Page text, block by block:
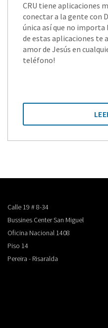
CRU tiene aplicaciones
conectar a la gente con
única así que no
de estas aplicaciones te
amor de Jesús en
teléfono!
Calle 19 # 8-34
Bussines Center San Miguel
Oficina Nacional 1408
Piso 14
Pereira - Risaralda